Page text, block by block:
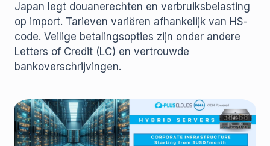
Japan legt douanerechten en verbruiksbelasting
op import. Tarieven variëren afhankelijk van HS-
code. Veilige betalingsopties zijn onder andere
Letters of Credit (LC) en vertrouwde
bankoverschrijvingen.